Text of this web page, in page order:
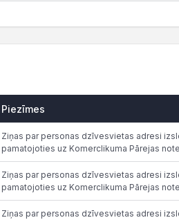
Piezīmes
Ziņas par personas dzīvesvietas adresi
pamatojoties uz Komerclikuma Pārejas
Ziņas par personas dzīvesvietas adresi
pamatojoties uz Komerclikuma Pārejas
Ziņas par personas dzīvesvietas adresi